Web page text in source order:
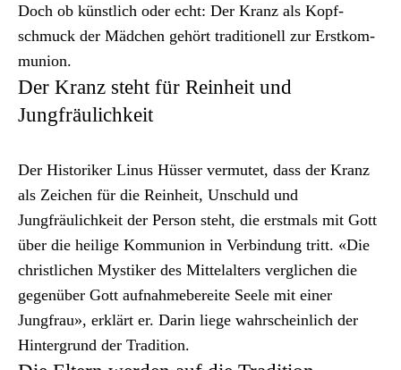
Doch ob kün­stlich oder echt: Der Kranz als Kopf­
schmuck der Mäd­chen gehört tra­di­tionell zur Erstkom­
mu­nion.
Der Kranz steht für Reinheit und
Jungfräulichkeit
Der His­torik­er Linus Hüss­er ver­mutet, dass der Kranz
als Zeichen für die Rein­heit, Unschuld und
Jungfräulichkeit der Per­son ste­ht, die erst­mals mit Gott
über die heilige Kom­mu­nion in Verbindung tritt. «Die
christlichen Mys­tik­er des Mit­te­lal­ters ver­glichen die
gegenüber Gott auf­nah­me­bere­ite Seele mit ein­er
Jungfrau», erk­lärt er. Darin liege wahrschein­lich der
Hin­ter­grund der Tra­di­tion.